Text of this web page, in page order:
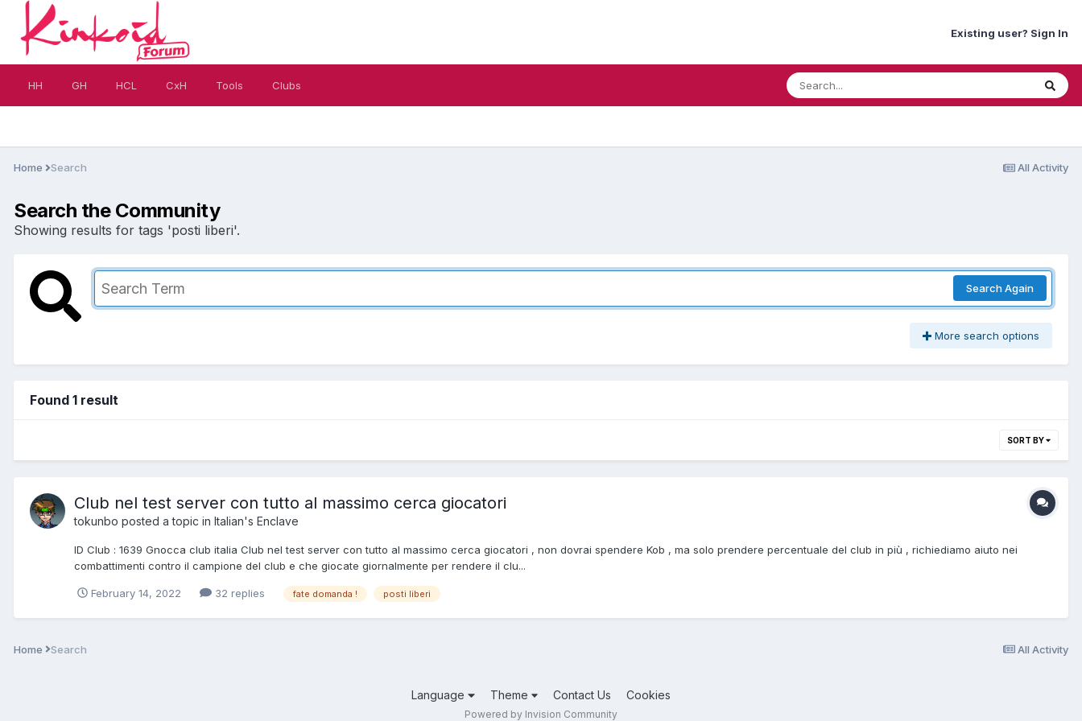
Existing user? Sign In
HH GH HCL CxH Tools Clubs
All Activity
Home Search
Search the Community
Showing results for tags 'posti liberi'.
Search Again
More search options
Found 1 result
SORT BY
Club nel test server con tutto al massimo cerca giocatori
tokunbo posted a topic in Italian's Enclave
ID Club : 1639 Gnocca club italia Club nel test server con tutto al massimo cerca giocatori , non dovrai spendere Kob , ma solo prendere percentuale del club in più , richiediamo aiuto nei
combattimenti contro il campione del club e che giocate giornalmente per rendere il clu...
February 14, 2022 32 replies fate domanda ! posti liberi
All Activity
Home Search
Language Theme Contact Us Cookies
Powered by Invision Community